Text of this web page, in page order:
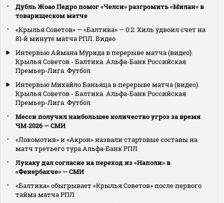
Дубль Жоао Педро помог «Челси» разгромить «Милан» в
товарищеском матче
«Крылья Советов» — «Балтика» — 0:2. Хиль удвоил счет на
81‑й минуте матча РПЛ. Видео
Интервью Аймана Мурида в перерыве матча (видео).
Крылья Советов - Балтика. Альфа-Банк Российская
Премьер-Лига. Футбол
Интервью Михайло Баньяца в перерыве матча (видео).
Крылья Советов - Балтика. Альфа-Банк Российская
Премьер-Лига. Футбол
Месси получил наибольшее количество угроз за время
ЧМ‑2026 — СМИ
«Локомотив» и «Акрон» назвали стартовые составы на
матч третьего тура Альфа‑Банк РПЛ
Лукаку дал согласие на переход из «Наполи» в
«Фенербахче» — СМИ
«Балтика» обыгрывает «Крылья Советов» после первого
тайма матча РПЛ